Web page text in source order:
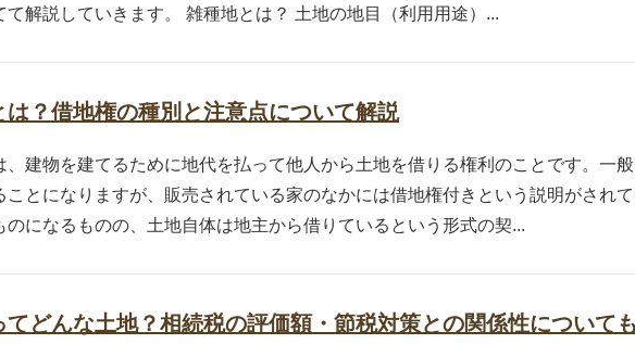
て解説していきます。 雑種地とは？ 土地の地目（利用用途）...
は？借地権の種別と注意点について解説
、建物を建てるために地代を払って他人から土地を借りる権利のことです。一
ことになりますが、販売されている家のなかには借地権付きという説明がされ
のになるものの、土地自体は地主から借りているという形式の契...
てどんな土地？相続税の評価額・節税対策との関係性について